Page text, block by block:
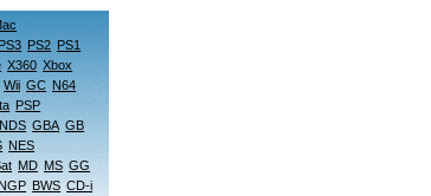
PS2 PS1
X360 Xbox
Wii GC N64
PSP
NDS GBA GB
NES
MD MS GG
NGP BWS CD-i